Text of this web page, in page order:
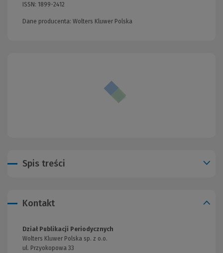
ISSN: 1899-2412
Dane producenta: Wolters Kluwer Polska
Spis treści
Kontakt
Dział Publikacji Periodycznych
Wolters Kluwer Polska sp. z o.o.
ul. Przyokopowa 33